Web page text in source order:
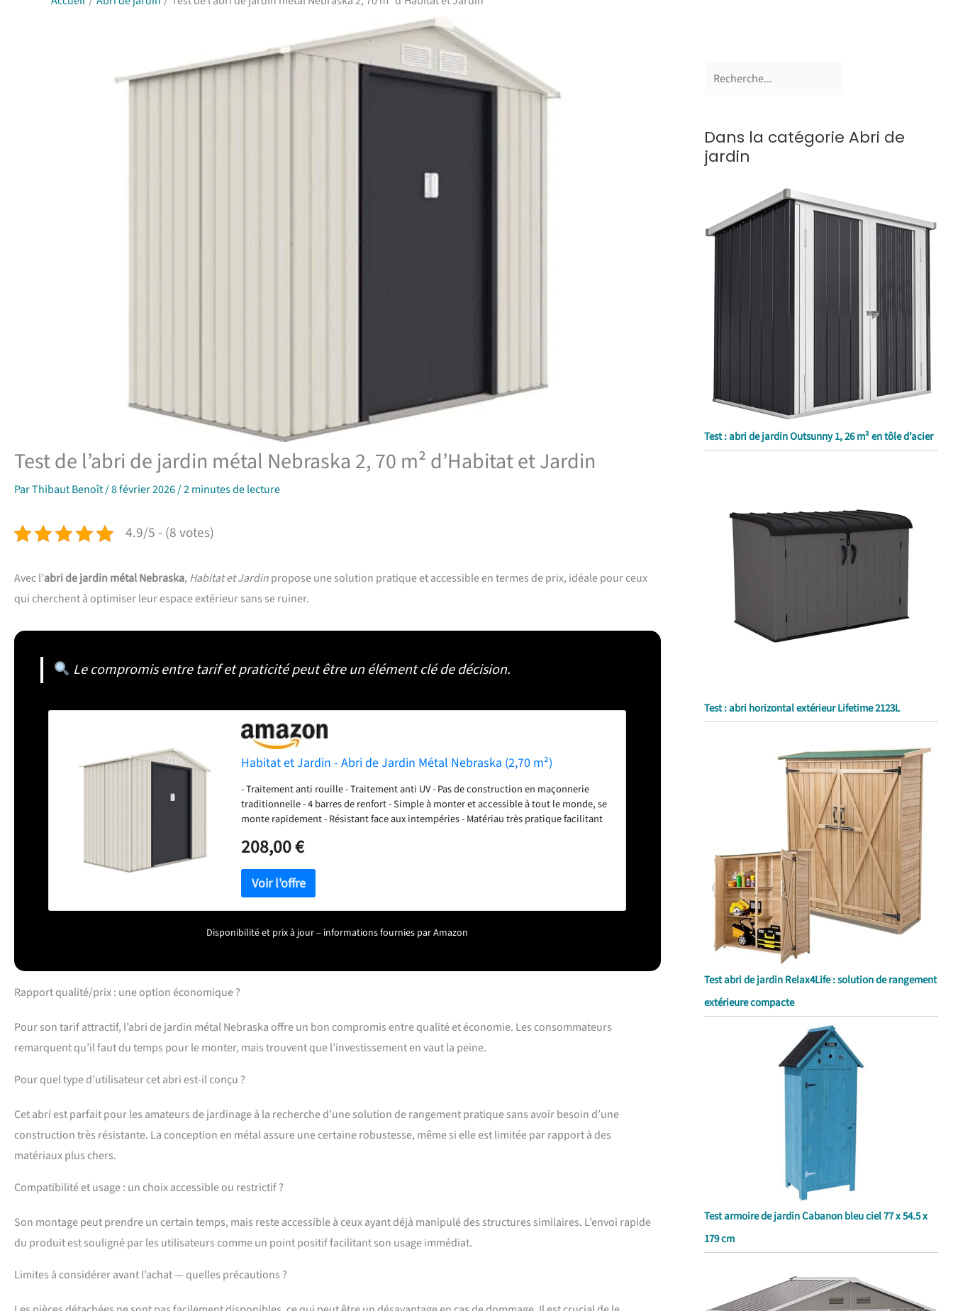
Test de l’abri de jardin métal Nebraska 2, 70 m² d’Habitat et Jardin
ParThibaut Benoît/8 février 2026/2 minutes de lecture
4.9/5 - (8 votes)
Avec l’abri de jardin métal Nebraska, Habitat et Jardinpropose une solution pratique et accessible en termes de prix, idéale pour ceux
qui cherchent à optimiser leur espace extérieur sans se ruiner.
Le compromis entre tarif et praticité peut être un élément clé de décision.
Habitat et Jardin - Abri de Jardin Métal Nebraska (2,70 m²)
- Traitement anti rouille - Traitement anti UV - Pas de construction en maçonnerie
traditionnelle - 4 barres de renfort - Simple à monter et accessible à tout le monde, se
monte rapidement - Résistant face aux intempéries - Matériau très pratique facilitant
208,00 €
Disponibilité et prix à jour – informations fournies par Amazon
Rapport qualité/prix : une option économique ?
Pour son tarif attractif, l’abri de jardin métal Nebraska offre un bon compromis entre qualité et économie. Les consommateurs
remarquent qu’il faut du temps pour le monter, mais trouvent que l’investissement en vaut la peine.
Pour quel type d’utilisateur cet abri est-il conçu ?
Cet abri est parfait pour les amateurs de jardinage à la recherche d’une solution de rangement pratique sans avoir besoin d’une
construction très résistante. La conception en métal assure une certaine robustesse, même si elle est limitée par rapport à des
matériaux plus chers.
Compatibilité et usage : un choix accessible ou restrictif ?
Son montage peut prendre un certain temps, mais reste accessible à ceux ayant déjà manipulé des structures similaires. L’envoi rapide
du produit est souligné par les utilisateurs comme un point positif facilitant son usage immédiat.
Limites à considérer avant l’achat — quelles précautions ?
Dans la catégorie Abri de
jardin
Test : abri de jardin Outsunny 1, 26 m² en tôle d’acier
Test : abri horizontal extérieur Lifetime 2123L
Test abri de jardin Relax4Life : solution de rangement
extérieure compacte
Test armoire de jardin Cabanon bleu ciel 77 x 54.5 x
179 cm